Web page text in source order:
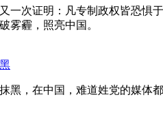
一次证明：凡专制政权皆恐惧
雾霾，照亮中国。
黑，在中国，难道姓党的媒体